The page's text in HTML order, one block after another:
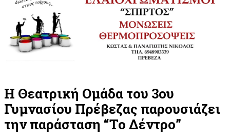
Η Θεατρική Ομάδα του 3ου
Γυμνασίου Πρέβεζας παρουσιάζει
την παράσταση “Το Δέντρο”